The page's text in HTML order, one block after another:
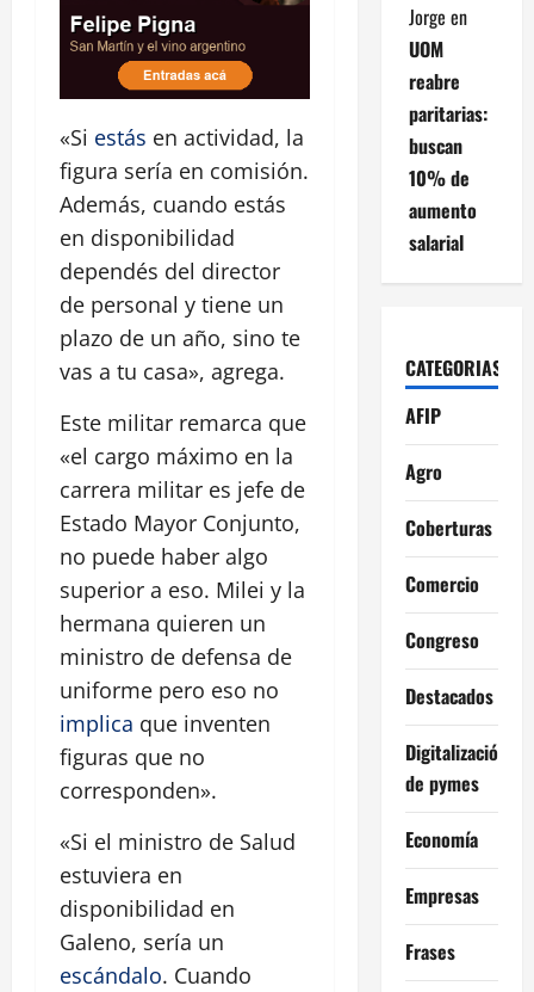
«Si estás en actividad, la
figura sería en comisión.
Además, cuando estás
en disponibilidad
dependés del director
de personal y tiene un
plazo de un año, sino te
vas a tu casa», agrega.
Este militar remarca que
«el cargo máximo en la
carrera militar es jefe de
Estado Mayor Conjunto,
no puede haber algo
superior a eso. Milei y la
hermana quieren un
ministro de defensa de
uniforme pero eso no
implica que inventen
figuras que no
corresponden».
«Si el ministro de Salud
estuviera en
disponibilidad en
Galeno, sería un
escándalo. Cuando
Jorge en
UOM
reabre
paritarias:
buscan
10% de
aumento
salarial
CATEGORIAS
AFIP
Agro
Coberturas
Comercio
Congreso
Destacados
Digitalización
de pymes
Economía
Empresas
Frases